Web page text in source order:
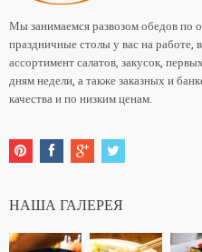
Мызанимаемся развозом обедов по
праздничные столы у вас на
ассортимент салатов, закусок,
дням недели, а такжезаказных и
качества и по низким ценам.
НАША ГАЛЕРЕЯ